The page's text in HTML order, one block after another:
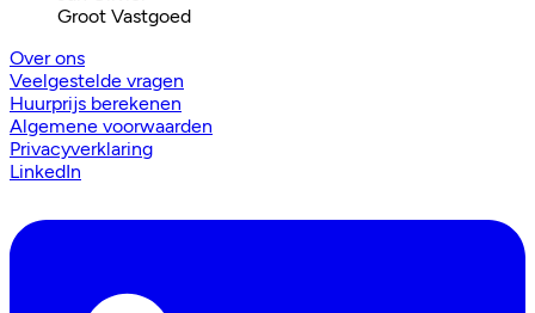
Groot Vastgoed
Over ons
Veelgestelde vragen
Huurprijs berekenen
Algemene voorwaarden
Privacyverklaring
LinkedIn